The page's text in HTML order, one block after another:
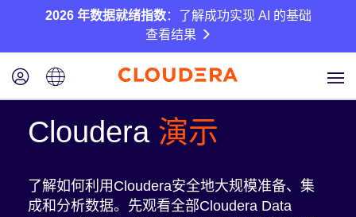
2026 年数据就绪指数：了解成功实现 AI 的基础
查看结果
Cloudera演示
了解如何利用Cloudera安全地大规模准备、集
成和分析数据。先观看全部Cloudera Data